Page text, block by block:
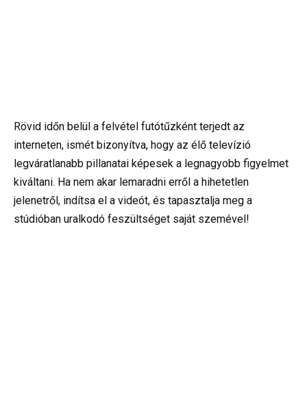
Rövid időn belül a felvétel futótűzként terjedt az
interneten, ismét bizonyítva, hogy az élő televízió
legváratlanabb pillanatai képesek a legnagyobb figyelmet
kiváltani. Ha nem akar lemaradni erről a hihetetlen
jelenetről, indítsa el a videót, és tapasztalja meg a
stúdióban uralkodó feszültséget saját szemével!